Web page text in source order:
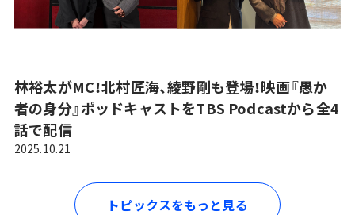
林裕太がMC！北村匠海、綾野剛も登場！映画『愚か
者の身分』ポッドキャストをTBS Podcastから全4
話で配信
2025.10.21
トピックスをもっと見る